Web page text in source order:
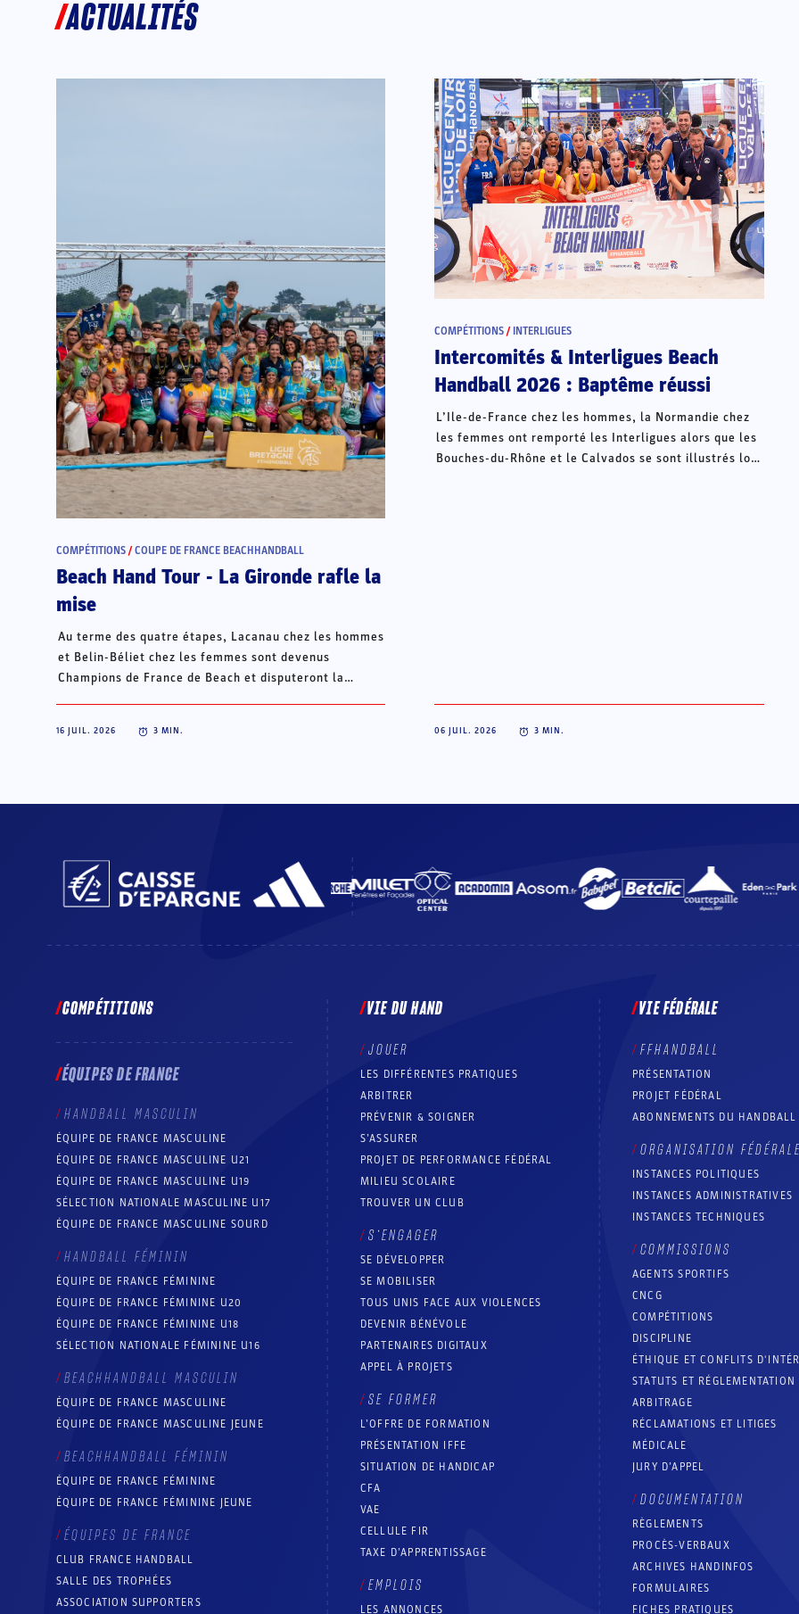
ACTUALITÉS
COMPÉTITIONS /COUPE DE FRANCE BEACHHANDBALL
Beach Hand Tour - La Gironde rafle la
mise
Au terme des quatre étapes, Lacanau chez les hommes
et Belin-Béliet chez les femmes sont devenus
Champions de France de Beach et disputeront la
16 JUIL. 2026 3 MIN.
COMPÉTITIONS / INTERLIGUES
Intercomités & Interligues Beach
Handball 2026 : Baptême réussi
L’Ile-de-France chez les hommes, la Normandie chez
les femmes ont remporté les Interligues alors que les
Bouches-du-Rhône et le Calvados se sont illustrés lors
06 JUIL. 2026 3 MIN.
COMPÉTITIONS
ÉQUIPES DE FRANCE
HANDBALL MASCULIN
ÉQUIPE DE FRANCE MASCULINE
ÉQUIPE DE FRANCE MASCULINE U21
ÉQUIPE DE FRANCE MASCULINE U19
SÉLECTION NATIONALE MASCULINE U17
ÉQUIPE DE FRANCE MASCULINE SOURD
HANDBALL FÉMININ
ÉQUIPE DE FRANCE FÉMININE
ÉQUIPE DE FRANCE FÉMININE U20
ÉQUIPE DE FRANCE FÉMININE U18
SÉLECTION NATIONALE FÉMININE U16
BEACHHANDBALL MASCULIN
ÉQUIPE DE FRANCE MASCULINE
ÉQUIPE DE FRANCE MASCULINE JEUNE
BEACHHANDBALL FÉMININ
ÉQUIPE DE FRANCE FÉMININE
ÉQUIPE DE FRANCE FÉMININE JEUNE
ÉQUIPES DE FRANCE
CLUB FRANCE HANDBALL
SALLE DES TROPHÉES
ASSOCIATION SUPPORTERS
VIE DU HAND
JOUER
LES DIFFÉRENTES PRATIQUES
ARBITRER
PRÉVENIR & SOIGNER
S’ASSURER
PROJET DE PERFORMANCE FÉDÉRAL
MILIEU SCOLAIRE
TROUVER UN CLUB
S’ENGAGER
SE DÉVELOPPER
SE MOBILISER
TOUS UNIS FACE AUX VIOLENCES
DEVENIR BÉNÉVOLE
PARTENAIRES DIGITAUX
APPEL À PROJETS
SE FORMER
L’OFFRE DE FORMATION
PRÉSENTATION IFFE
SITUATION DE HANDICAP
CFA
VAE
CELLULE FIR
TAXE D’APPRENTISSAGE
EMPLOIS
LES ANNONCES
VIE FÉDÉRALE
FFHANDBALL
PRÉSENTATION
PROJET FÉDÉRAL
ABONNEMENTS DU HANDBALL
ORGANISATION FÉDÉRALE
INSTANCES POLITIQUES
INSTANCES ADMINISTRATIVES
INSTANCES TECHNIQUES
COMMISSIONS
AGENTS SPORTIFS
CNCG
COMPÉTITIONS
DISCIPLINE
ÉTHIQUE ET CONFLITS
STATUTS ET RÉGLEMENTATION
ARBITRAGE
RÉCLAMATIONS ET LITIGES
MÉDICALE
JURY D’APPEL
DOCUMENTATION
RÈGLEMENTS
PROCÈS-VERBAUX
ARCHIVES HANDINFOS
FORMULAIRES
FICHES PRATIQUES